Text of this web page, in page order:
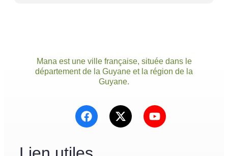
Mana est une ville française, située dans le
département de la Guyane et la région de la
Guyane.